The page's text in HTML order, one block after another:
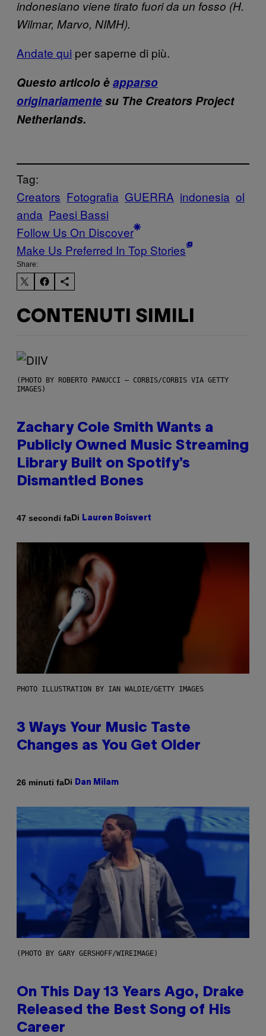
indonesiano viene tirato fuori da un fosso (H.
Wilmar, Marvo, NIMH).
Andate qui per saperne di più.
Questo articolo èapparso
originariamentesu The Creators Project
Netherlands.
Tag:
Creators Fotografia GUERRA indonesia ol
anda Paesi Bassi
Follow Us On Discover
Make Us Preferred In Top Stories
Share:
CONTENUTI SIMILI
(PHOTO BY ROBERTO PANUCCI – CORBIS/CORBIS VIA GETTY
IMAGES)
Zachary Cole Smith Wants a
Publicly Owned Music Streaming
Library Built on Spotify’s
Dismantled Bones
47 secondi faDi Lauren Boisvert
PHOTO ILLUSTRATION BY IAN WALDIE/GETTY IMAGES
3 Ways Your Music Taste
Changes as You Get Older
26 minuti faDi Dan Milam
(PHOTO BY GARY GERSHOFF/WIREIMAGE)
On This Day 13 Years Ago, Drake
Released the Best Song of His
Career